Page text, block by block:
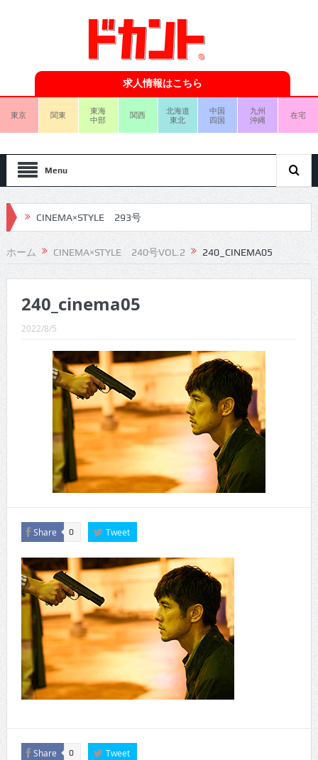
求人情報はこちら
東京 関東
東海
中部
関西
北海道
東北
中国
四国
九州
沖縄
在宅
Menu
CINEMA×STYLE 293号
CINEMA×STYLE 292号
CINEMA×STYLE 291号
CINEMA×STYLE 290号
CINEMA×STYLE 289号
CINEMA×STYLE 288号
CINEMA×STYLE 287号
CINEMA×STYLE 286号
CINEMA×STYLE 285号
CINEMA×STYLE 294号
ホーム CINEMA×STYLE 240号VOL.2 240_CINEMA05
240_cinema05
2022/8/5
Share 0 Tweet
Share 0 Tweet